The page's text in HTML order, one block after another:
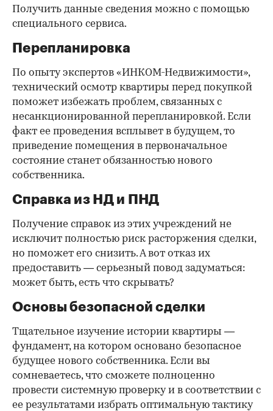
Получить данные сведения можно с помощью
специального сервиса.
Перепланировка
По опыту экспертов «ИНКОМ-Недвижимости»,
технический осмотр квартиры перед покупкой
поможет избежать проблем, связанных с
несанкционированной перепланировкой. Если
факт ее проведения всплывет в будущем, то
приведение помещения в первоначальное
состояние станет обязанностью нового
собственника.
Справка из НД и ПНД
Получение справок из этих учреждений не
исключит полностью риск расторжения сделки,
но поможет его снизить. А вот отказ их
предоставить — серьезный повод задуматься:
может быть, есть что скрывать?
Основы безопасной сделки
Тщательное изучение истории квартиры —
фундамент, на котором основано безопасное
будущее нового собственника. Если вы
сомневаетесь, что сможете полноценно
провести системную проверку и в соответствии с
ее результатами избрать оптимальную тактику